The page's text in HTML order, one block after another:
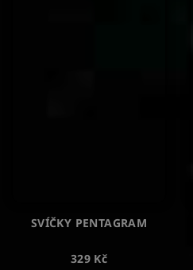
SVÍČKY PENTAGRAM
329 Kč